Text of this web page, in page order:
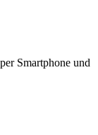
Smartphone und